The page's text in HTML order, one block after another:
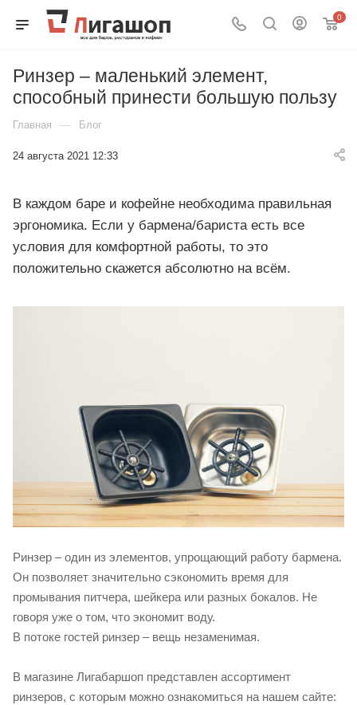
0
Ринзер – маленький элемент,
способный принести большую пользу
Главная — Блог
24 августа 2021 12:33
В каждом баре и кофейне необходима правильная
эргономика. Если у бармена/бариста есть все
условия для комфортной работы, то это
положительно скажется абсолютно на всём.
Ринзер – один из элементов, упрощающий работу бармена.
Он позволяет значительно сэкономить время для
промывания питчера, шейкера или разных бокалов. Не
говоря уже о том, что экономит воду.
В потоке гостей ринзер – вещь незаменимая.
В магазине Лигабаршоп представлен ассортимент
ринзеров, с которым можно ознакомиться на нашем сайте: